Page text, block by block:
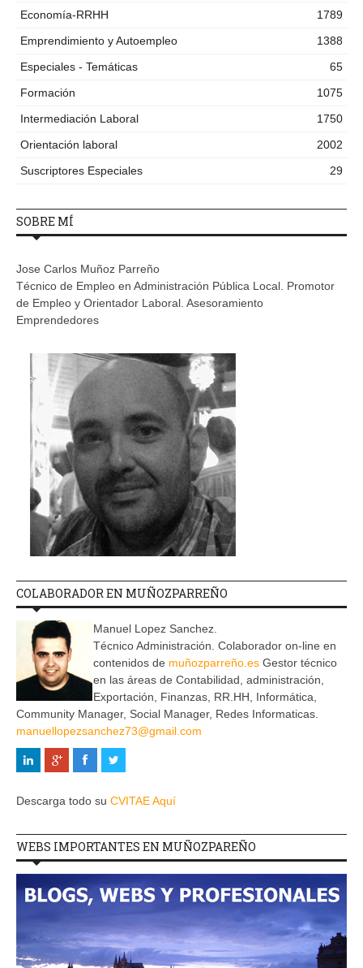
Economía-RRHH
1789
Emprendimiento y Autoempleo
1388
Especiales - Temáticas
65
Formación
1075
Intermediación Laboral
1750
Orientación laboral
2002
Suscriptores Especiales
29
SOBRE MÍ
Jose Carlos Muñoz Parreño
Técnico de Empleo en Administración Pública Local. Promotor
de Empleo y Orientador Laboral. Asesoramiento
Emprendedores
COLABORADOR EN MUÑOZPARREÑO
Manuel Lopez Sanchez.
Técnico Administración. Colaborador on-line en
contenidos de muñozparreño.es Gestor técnico
en las áreas de Contabilidad, administración,
Exportación, Finanzas, RR.HH, Informática,
Community Manager, Social Manager, Redes Informaticas.
manuellopezsanchez73@gmail.com
Descarga todo su CVITAE Aquí
WEBS IMPORTANTES EN MUÑOZPAREÑO